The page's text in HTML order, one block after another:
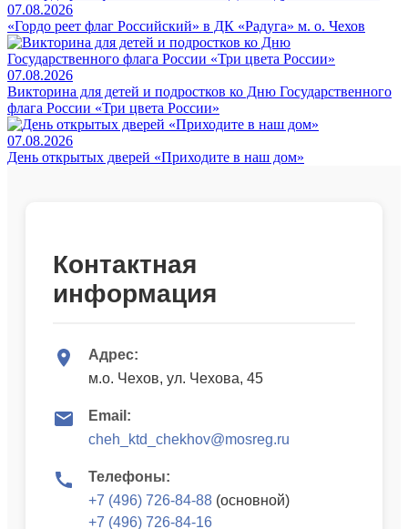
07.08.2026
«Гордо реет флаг Российский» в ДК «Радуга» м. о. Чехов
07.08.2026
Викторина для детей и подростков ко Дню Государственного
флага России «Три цвета России»
07.08.2026
День открытых дверей «Приходите в наш дом»
Контактная
информация
Адрес:
м.о. Чехов, ул. Чехова, 45
Email:
cheh_ktd_chekhov@mosreg.ru
Телефоны:
+7 (496) 726-84-88 (основной)
+7 (496) 726-84-16